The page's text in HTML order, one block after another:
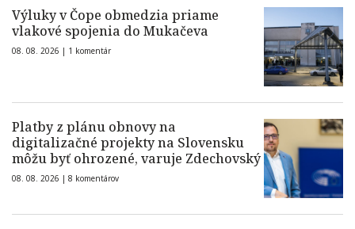
Výluky v Čope obmedzia priame
vlakové spojenia do Mukačeva
08. 08. 2026 | 1 komentár
Platby z plánu obnovy na
digitalizačné projekty na Slovensku
môžu byť ohrozené, varuje Zdechovský
08. 08. 2026 | 8 komentárov